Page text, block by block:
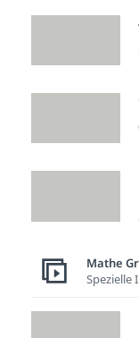
Mathe
Spezielle